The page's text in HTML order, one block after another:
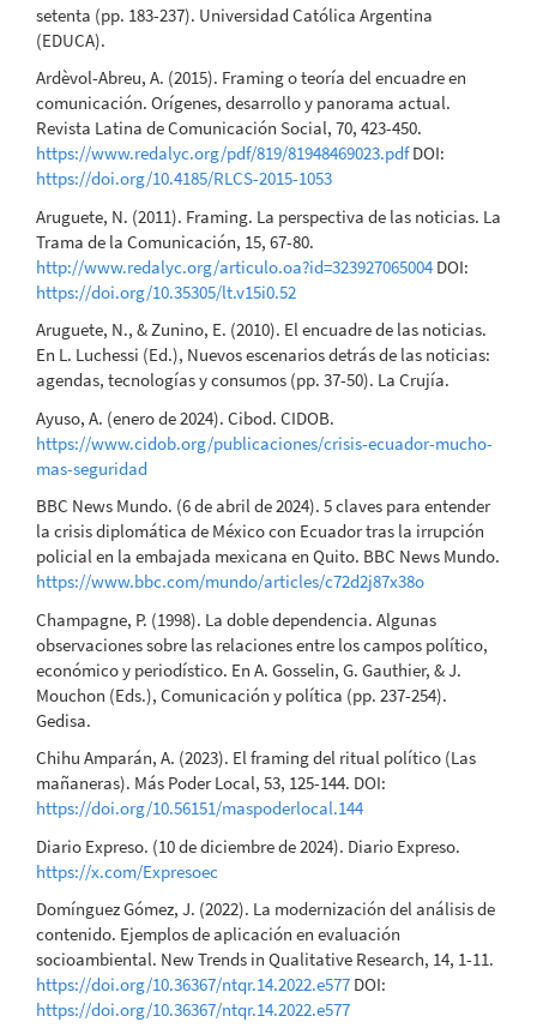
setenta (pp. 183-237). Universidad Católica Argentina
(EDUCA).
Ardèvol-Abreu, A. (2015). Framing o teoría del encuadre en
comunicación. Orígenes, desarrollo y panorama actual.
Revista Latina de Comunicación Social, 70, 423-450.
https://www.redalyc.org/pdf/819/81948469023.pdfDOI:
https://doi.org/10.4185/RLCS-2015-1053
Aruguete, N. (2011). Framing. La perspectiva de las noticias. La
Trama de la Comunicación, 15, 67-80.
http://www.redalyc.org/articulo.oa?id=323927065004 DOI:
https://doi.org/10.35305/lt.v15i0.52
Aruguete, N., & Zunino, E. (2010). El encuadre de las noticias.
En L. Luchessi (Ed.), Nuevos escenarios detrás de las noticias:
agendas, tecnologías y consumos (pp. 37-50). La Crujía.
Ayuso, A. (enero de 2024). Cibod. CIDOB.
https://www.cidob.org/publicaciones/crisis-ecuador-mucho-
mas-seguridad
BBC News Mundo. (6 de abril de 2024). 5 claves para entender
la crisis diplomática de México con Ecuador tras la irrupción
policial en la embajada mexicana en Quito. BBC News Mundo.
https://www.bbc.com/mundo/articles/c72d2j87x38o
Champagne, P. (1998). La doble dependencia. Algunas
observaciones sobre las relaciones entre los campos político,
económico y periodístico. En A. Gosselin, G. Gauthier, & J.
Mouchon (Eds.), Comunicación y política (pp. 237-254).
Gedisa.
Chihu Amparán, A. (2023). El framing del ritual político (Las
mañaneras). Más Poder Local, 53, 125-144. DOI:
https://doi.org/10.56151/maspoderlocal.144
Diario Expreso. (10 de diciembre de 2024). Diario Expreso.
https://x.com/Expresoec
Domínguez Gómez, J. (2022). La modernización del análisis de
contenido. Ejemplos de aplicación en evaluación
socioambiental. New Trends in Qualitative Research, 14, 1-11.
https://doi.org/10.36367/ntqr.14.2022.e577 DOI:
https://doi.org/10.36367/ntqr.14.2022.e577